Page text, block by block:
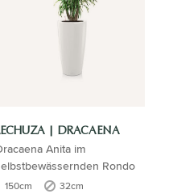
| DRACAENA
Anita im
Rondo
150cm 32cm